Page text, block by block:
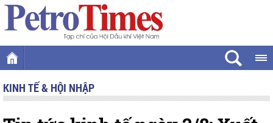
KINH TẾ & HỘI NHẬP